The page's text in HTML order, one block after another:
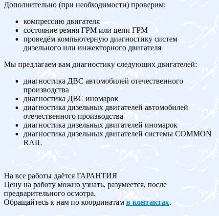
Дополнительно (при необходимости) проверим:
компрессию двигателя
состояние ремня ГРМ или цепи ГРМ
проведём компьютерную диагностику систем
дизельного или инжекторного двигателя
Мы предлагаем вам диагностику следующих двигателей:
диагностика ДВС автомобилей отечественного
производства
диагностика ДВС иномарок
диагностика дизельных двигателей автомобилей
отечественного производства
диагностика дизельных двигателей иномарок
диагностика дизельных двигателей системы COMMON
RAIL
На все работы даётся ГАРАНТИЯ
Цену на работу можно узнать, разумеется, после
предварительного осмотра.
Обращайтесь к нам по координатам в контактах.